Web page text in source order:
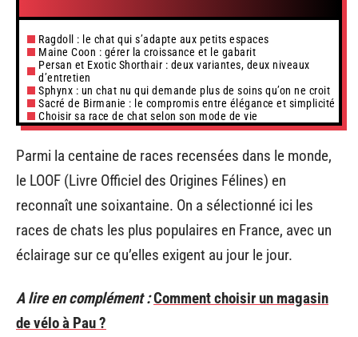
Ragdoll : le chat qui s’adapte aux petits espaces
Maine Coon : gérer la croissance et le gabarit
Persan et Exotic Shorthair : deux variantes, deux niveaux
d’entretien
Sphynx : un chat nu qui demande plus de soins qu’on ne croit
Sacré de Birmanie : le compromis entre élégance et simplicité
Choisir sa race de chat selon son mode de vie
Parmi la centaine de races recensées dans le monde,
le LOOF (Livre Officiel des Origines Félines) en
reconnaît une soixantaine. On a sélectionné ici les
races de chats les plus populaires en France, avec un
éclairage sur ce qu’elles exigent au jour le jour.
A lire en complément :Comment choisir un magasin
de vélo à Pau ?